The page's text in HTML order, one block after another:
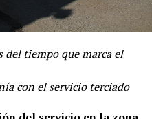
del tiempo que marca el
con el servicio terciado